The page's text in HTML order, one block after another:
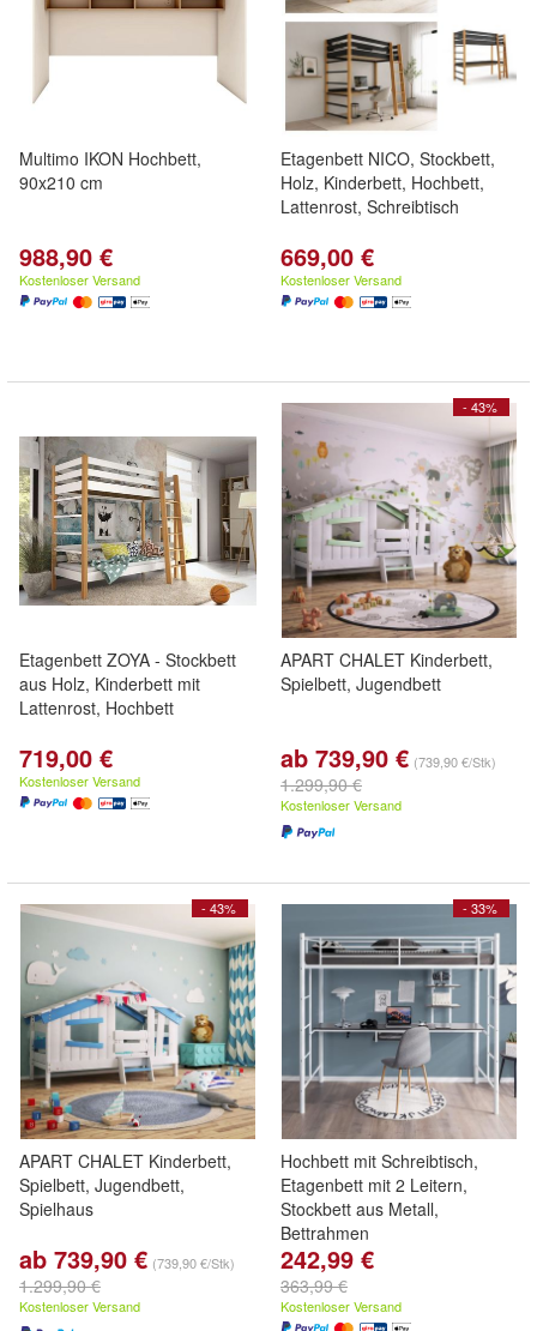
Multimo IKON Hochbett,
90x210 cm
988,90 €
Kostenloser Versand
Etagenbett NICO, Stockbett,
Holz, Kinderbett, Hochbett,
Lattenrost, Schreibtisch
669,00 €
Kostenloser Versand
Etagenbett ZOYA - Stockbett
aus Holz, Kinderbett mit
Lattenrost, Hochbett
719,00 €
Kostenloser Versand
- 43%
APART CHALET Kinderbett,
Spielbett, Jugendbett
ab 739,90 € (739,90 €/Stk)
1.299,90 €
Kostenloser Versand
- 43%
APART CHALET Kinderbett,
Spielbett, Jugendbett,
Spielhaus
ab 739,90 € (739,90 €/Stk)
1.299,90 €
Kostenloser Versand
- 33%
Hochbett mit Schreibtisch,
Etagenbett mit 2 Leitern,
Stockbett aus Metall,
Bettrahmen
242,99 €
363,99 €
Kostenloser Versand